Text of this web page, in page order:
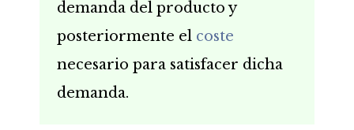
demanda del producto y
posteriormente el coste
necesario para satisfacer dicha
demanda.